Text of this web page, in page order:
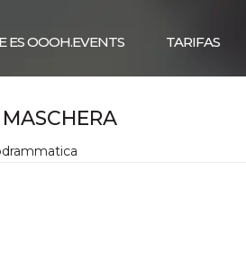
ES OOOH.EVENTS TARIFAS